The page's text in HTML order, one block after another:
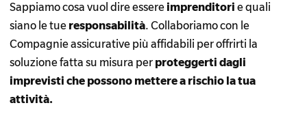
Sappiamo cosa vuol dire essere imprenditori e quali
siano le tue responsabilità. Collaboriamo con le
Compagnie assicurative più affidabili per offrirti la
soluzione fatta su misura per proteggerti dagli
imprevisti che possono mettere a rischio la tua
attività.